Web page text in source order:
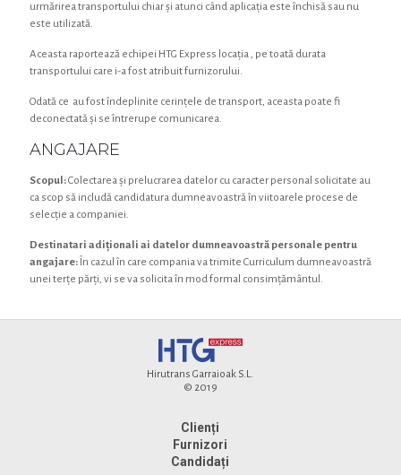
urmărirea transportului chiar și atunci când aplicația este închisă sau nu
este utilizată.
Aceasta raportează echipei HTG Express locația , pe toată durata
transportului care i-a fost atribuit furnizorului.
Odată ce au fost îndeplinite cerințele de transport, aceasta poate fi
deconectată și se întrerupe comunicarea.
ANGAJARE
Scopul:Colectarea și prelucrarea datelor cu caracter personal solicitate au
ca scop să includă candidatura dumneavoastră în viitoarele procese de
selecție a companiei.
Destinatari adiționali ai datelor dumneavoastră personale pentru
angajare: În cazul în care compania va trimite Curriculum dumneavoastră
unei terțe părți, vi se va solicita în mod formal consimțământul.
Hirutrans Garraioak S.L.
© 2019
Clienți
Furnizori
Candidați